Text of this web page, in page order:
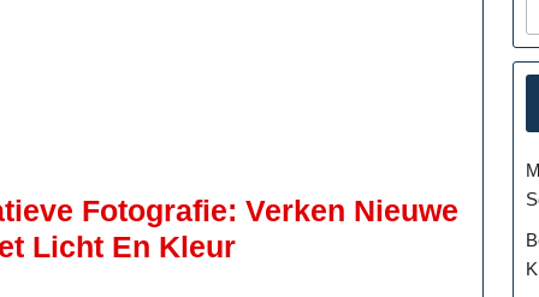
Fotografie: Verken Nieuwe
Licht En KleurOntdek